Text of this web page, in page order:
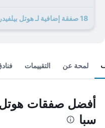
18 صفقة إضافية لـ هوتل بيلفيدري ريزورت آند سبا
لمحة عن التقييمات
أفضل صفقات هوتل
سبا